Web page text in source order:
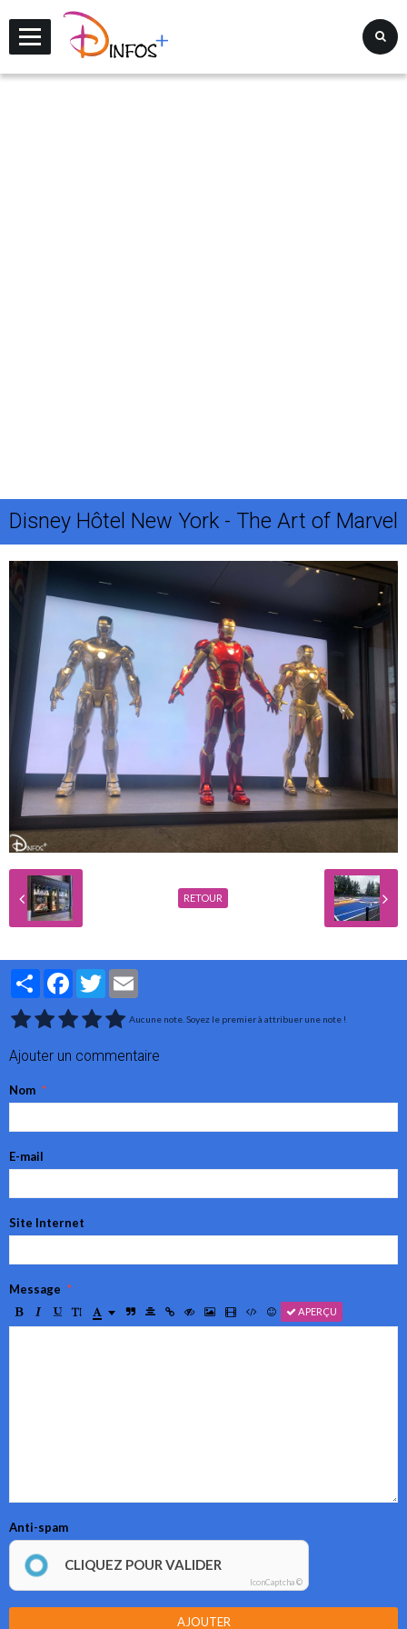
Disney Hôtel New York - The Art of Marvel
RETOUR
PartagerFacebookTwitter
Aucune note. Soyez le premier à attribuer une note !
Ajouter un commentaire
Nom
E-mail
Site Internet
Message
APERÇU
Anti-spam
CLIQUEZ POUR VALIDER
IconCaptcha ©
AJOUTER